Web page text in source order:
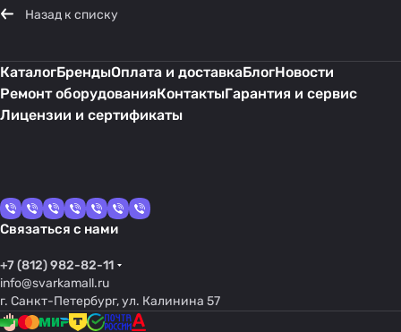
Назад к списку
КаталогБрендыОплата и доставкаБлогНовости
Ремонт оборудованияКонтактыГарантия и сервис
Лицензии и сертификаты
Связаться с нами
+7 (812) 982-82-11
info@svarkamall.ru
г. Санкт-Петербург, ул. Калинина 57